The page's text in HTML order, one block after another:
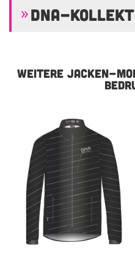
DNA-
WEITERE JACKEN-